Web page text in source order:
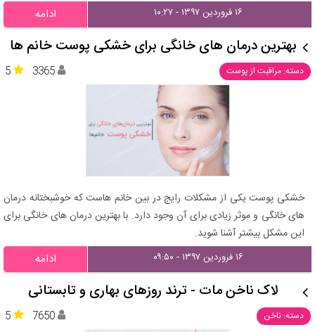
۱۶ فروردین ۱۳۹۷ - ۱۰:۲۷ ادامه
بهترین درمان های خانگی برای خشکی پوست خانم ها
دسته: مراقبت از پوست 5 3365
خشکی پوست یکی از مشکلات رایج در بین خانم هاست که خوشبختانه درمان
های خانگی و موثر زیادی برای آن وجود دارد. با بهترین درمان های خانگی برای
این مشکل بیشتر آشنا شوید.
۱۶ فروردین ۱۳۹۷ - ۰۹:۵۰ ادامه
لاک ناخن مات - ترند روزهای بهاری و تابستانی
دسته: ناخن 5 7650